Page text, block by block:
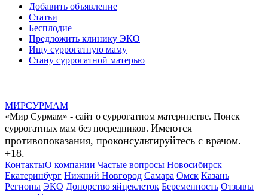
Добавить объявление
Статьи
Бесплодие
Предложить клинику ЭКО
Ищу суррогатную маму
Стану суррогатной матерью
МИРСУРМАМ
«Мир Сурмам» - сайт о суррогатном материнстве. Поиск
суррогатных мам без посредников. Имеются
противопоказания, проконсультируйтесь с врачом.
+18.
КонтактыО компании Частые вопросы Новосибирск
Екатеринбург Нижний Новгород Самара Омск Казань
Регионы ЭКО Донорство яйцеклеток Беременность Отзывы